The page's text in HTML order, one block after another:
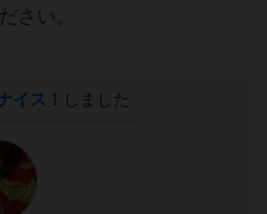
さい。
イス！ しました